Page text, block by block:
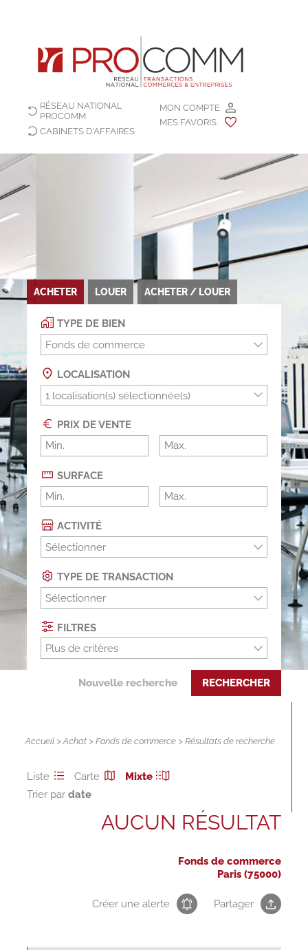
MON COMPTE
MES FAVORIS
RÉSEAU NATIONAL
PROCOMM
CABINETS D'AFFAIRES
ACHETER LOUER ACHETER / LOUER
TYPE DE BIEN
Fonds de commerce
LOCALISATION
PRIX DE VENTE
SURFACE
ACTIVITÉ
Sélectionner
TYPE DE TRANSACTION
Sélectionner
FILTRES
Plus de critères
Nouvelle recherche RECHERCHER
Accueil >Achat >Fonds de commerce > Résultats de recherche
Liste Carte
Mixte
Trier par
AUCUN RÉSULTAT
Fonds de commerce
Paris (75000)
Créer une alerte Partager